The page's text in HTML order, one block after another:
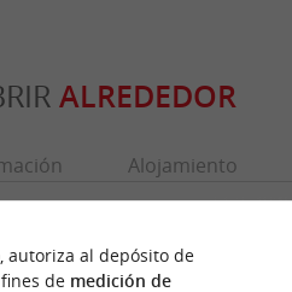
ALREDEDOR
Alojamiento
autoriza al depósito de
de medición de